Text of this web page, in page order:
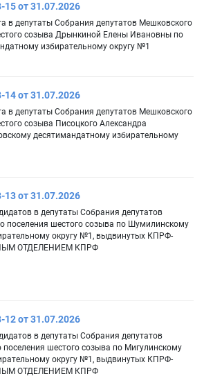
от 31.07.2026
в депутаты Собрания депутатов Мешковского
созыва Дрынкиной Елены Ивановны по
избирательному округу №1
от 31.07.2026
в депутаты Собрания депутатов Мешковского
созыва Писоцкого Александра
десятимандатному избирательному
от 31.07.2026
в депутаты Собрания депутатов
поселения шестого созыва по Шумилинскому
округу №1, выдвинутых КПРФ-
ОТДЕЛЕНИЕМ КПРФ
от 31.07.2026
в депутаты Собрания депутатов
поселения шестого созыва по Мигулинскому
округу №1, выдвинутых КПРФ-
ОТДЕЛЕНИЕМ КПРФ